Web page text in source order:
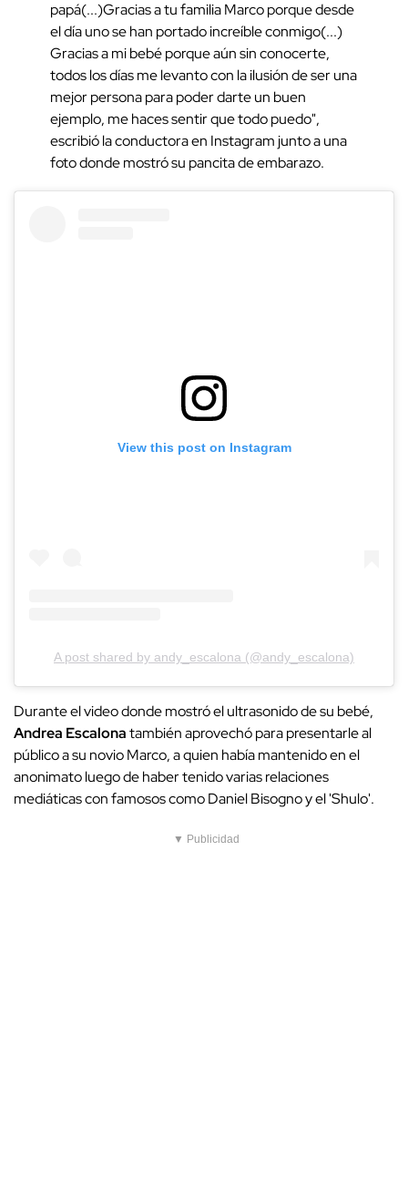
papá(...)Gracias a tu familia Marco porque desde
el día uno se han portado increíble conmigo(...)
Gracias a mi bebé porque aún sin conocerte,
todos los días me levanto con la ilusión de ser una
mejor persona para poder darte un buen
ejemplo, me haces sentir que todo puedo",
escribió la conductora en Instagram junto a una
foto donde mostró su pancita de embarazo.
View this post on Instagram
A post shared by andy_escalona (@andy_escalona)
Durante el video donde mostró el ultrasonido de su bebé,
Andrea Escalonatambién aprovechó para presentarle al
público a su novio Marco, a quien había mantenido en el
anonimato luego de haber tenido varias relaciones
mediáticas con famosos como Daniel Bisogno y el 'Shulo'.
▼ Publicidad